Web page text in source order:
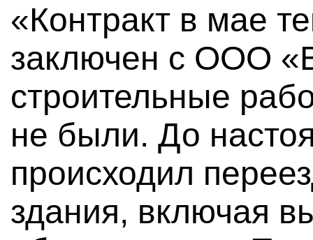
«Контракт в мае
заключен с ООО
строительные
не были. До
происходил
здания, включая